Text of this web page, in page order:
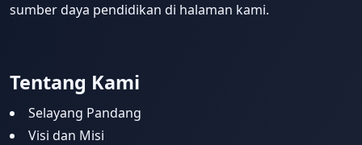
sumber daya pendidikan di halaman kami.
Tentang Kami
Selayang Pandang
Visi dan Misi